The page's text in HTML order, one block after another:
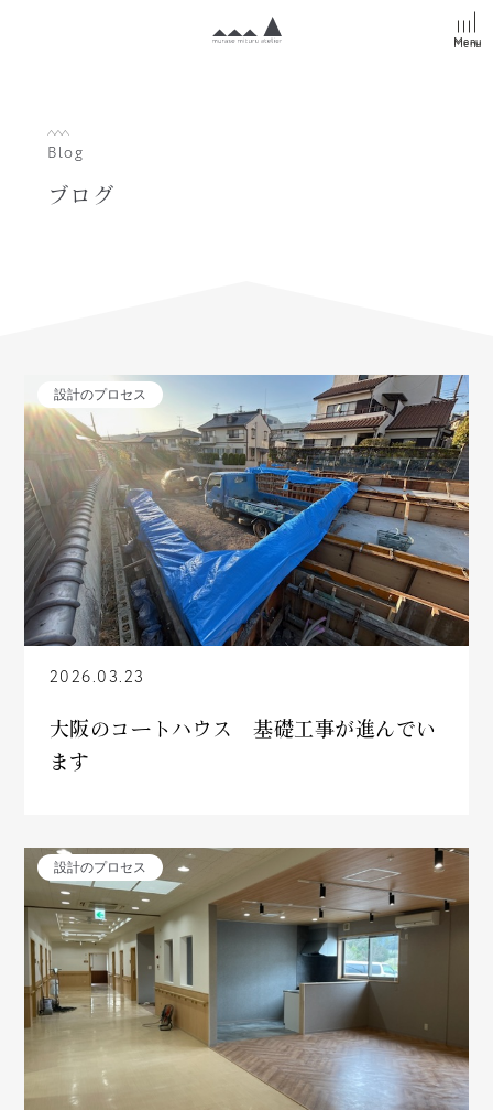
Menu
Menu
Blog
ブログ
設計のプロセス
2026.03.23
大阪のコートハウス 基礎工事が進んでい
ます
設計のプロセス